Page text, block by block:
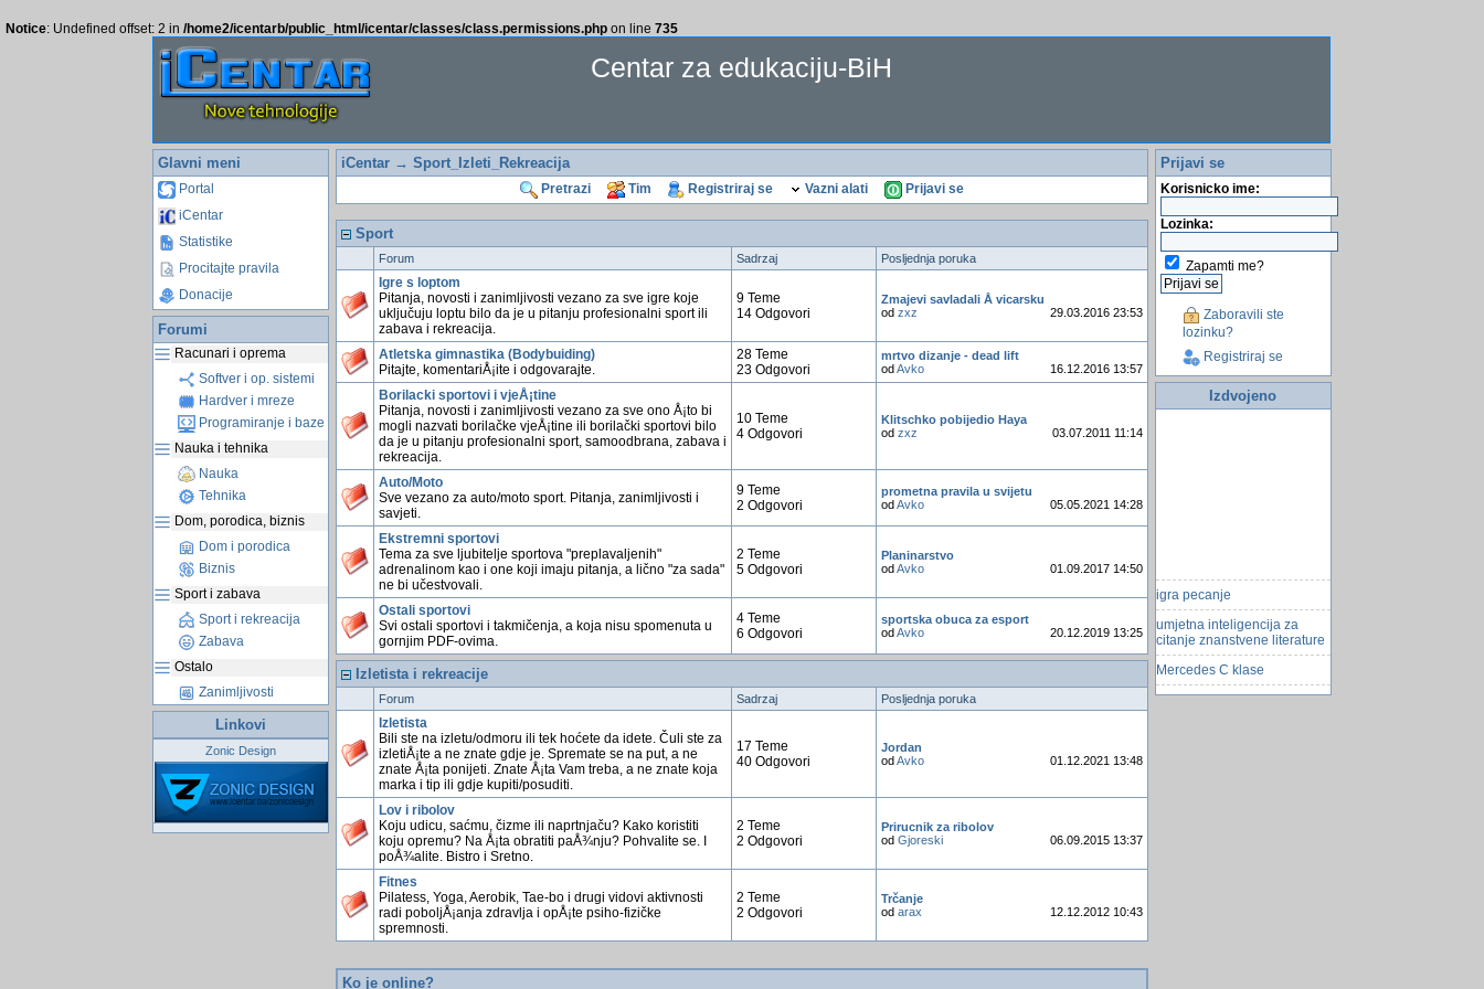
Notice: Undefined offset: 2 in /home2/icentarb/public_html/icentar/classes/class.permissions.php on line 735
Centar za edukaciju-BiH
Glavni meni
Portal
iCentar
Statistike
Procitajte pravila
Donacije
Forumi
Racunari i oprema
Softver i op. sistemi
Hardver i mreze
Programiranje i baze
Nauka i tehnika
Nauka
Tehnika
Dom, porodica, biznis
Dom i porodica
Biznis
Sport i zabava
Sport i rekreacija
Zabava
Ostalo
Zanimljivosti
Linkovi
Zonic Design
iCentar→ Sport_Izleti_Rekreacija
Pretrazi Tim Registriraj se Vazni alati Prijavi se
Sport
Forum Sadrzaj Posljednja poruka
Igre s loptom
Pitanja, novosti i zanimljivosti vezano za sve igre koje
uključuju loptu bilo da je u pitanju profesionalni sport ili
zabava i rekreacija.
9 Teme
14 Odgovori
Zmajevi savladali Å vicarsku
od zxz 29.03.2016 23:53
Atletska gimnastika (Bodybuiding)
Pitajte, komentariÅ¡ite i odgovarajte.
28 Teme
23 Odgovori
mrtvo dizanje - dead lift
odAvko 16.12.2016 13:57
Borilacki sportovi i vjeÅ¡tine
Pitanja, novosti i zanimljivosti vezano za sve ono Å¡to bi
mogli nazvati borilačke vjeÅ¡tine ili borilački sportovi bilo
da je u pitanju profesionalni sport, samoodbrana, zabava i
rekreacija.
10 Teme
4 Odgovori
Klitschko pobijedio Haya
od zxz 03.07.2011 11:14
Auto/Moto
Sve vezano za auto/moto sport. Pitanja, zanimljivosti i
savjeti.
9 Teme
2 Odgovori
prometna pravila u svijetu
odAvko 05.05.2021 14:28
Ekstremni sportovi
Tema za sve ljubitelje sportova "preplavaljenih"
adrenalinom kao i one koji imaju pitanja, a lično "za sada"
ne bi učestvovali.
2 Teme
5 Odgovori
Planinarstvo
odAvko 01.09.2017 14:50
Ostali sportovi
Svi ostali sportovi i takmičenja, a koja nisu spomenuta u
gornjim PDF-ovima.
4 Teme
6 Odgovori
sportska obuca za esport
odAvko 20.12.2019 13:25
Izletista i rekreacije
Forum Sadrzaj Posljednja poruka
Izletista
Bili ste na izletu/odmoru ili tek hoćete da idete. Čuli ste za
izletiÅ¡te a ne znate gdje je. Spremate se na put, a ne
znate Å¡ta ponijeti. Znate Å¡ta Vam treba, a ne znate koja
marka i tip ili gdje kupiti/posuditi.
17 Teme
40 Odgovori
Jordan
odAvko 01.12.2021 13:48
Lov i ribolov
Koju udicu, saćmu, čizme ili naprtnjaču? Kako koristiti
koju opremu? Na Å¡ta obratiti paÅ¾nju? Pohvalite se. I
poÅ¾alite. Bistro i Sretno.
2 Teme
2 Odgovori
Prirucnik za ribolov
od Gjoreski 06.09.2015 13:37
Fitnes
Pilatess, Yoga, Aerobik, Tae-bo i drugi vidovi aktivnosti
radi poboljÅ¡anja zdravlja i opÅ¡te psiho-fizičke
spremnosti.
2 Teme
2 Odgovori
Trčanje
od arax 12.12.2012 10:43
Ko je online?
Prijavi se
Korisnicko ime:
Lozinka:
Zapamti me?
Zaboravili ste
lozinku?
Registriraj se
Izdvojeno
igra pecanje
umjetna inteligencija za
citanje znanstvene literature
Mercedes C klase
Hakeri napali Sony i